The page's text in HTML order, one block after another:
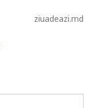
ziuadeazi.md